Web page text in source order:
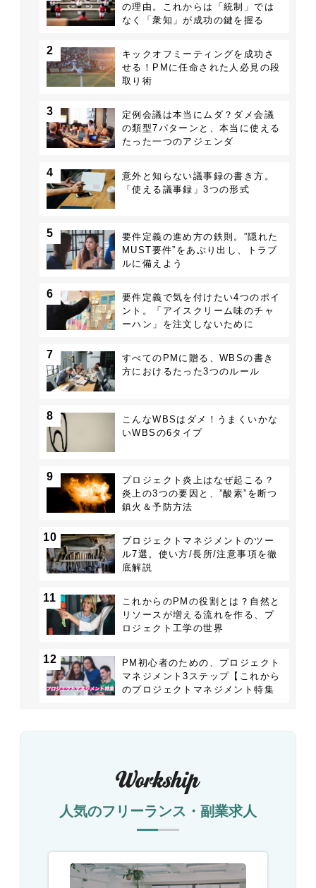
の理由。これからは「統制」では
なく「衆知」が成功の鍵を握る
2
キックオフミーティングを成功さ
せる！PMに任命された人必見の段
取り術
3
定例会議は本当にムダ？ダメ会議
の類型7パターンと、本当に使える
たった一つのアジェンダ
4
意外と知らない議事録の書き方。
「使える議事録」3つの形式
5
要件定義の進め方の鉄則。”隠れた
MUST要件”をあぶり出し、トラブ
ルに備えよう
6
要件定義で気を付けたい4つのポイ
ント。「アイスクリーム味のチャ
ーハン」を注文しないために
7
すべてのPMに贈る、WBSの書き
方におけるたった3つのルール
8
こんなWBSはダメ！うまくいかな
いWBSの6タイプ
9
プロジェクト炎上はなぜ起こる？
炎上の3つの要因と、”酸素”を断つ
鎮火＆予防方法
10
プロジェクトマネジメントのツー
ル7選。使い方/長所/注意事項を徹
底解説
11
これからのPMの役割とは？自然と
リソースが増える流れを作る、プ
ロジェクト工学の世界
12
PM初心者のための、プロジェクト
マネジメント3ステップ【これから
のプロジェクトマネジメント特集
人気のフリーランス・副業求人